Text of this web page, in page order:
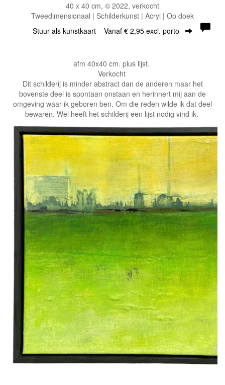
40 x 40 cm, © 2022, verkocht
Tweedimensionaal | Schilderkunst | Acryl | Op doek
Stuur als kunstkaart Vanaf € 2,95 excl. porto
afm 40x40 cm. plus lijst.
Verkocht
Dit schilderij is minder abstract dan de anderen maar het
bovenste deel is spontaan onstaan en herinnert mij aan de
omgeving waar ik geboren ben. Om die reden wilde ik dat deel
bewaren. Wel heeft het schilderij een lijst nodig vind ik.